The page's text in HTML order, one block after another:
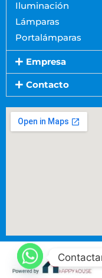
Iluminación
Lámparas
Portalámparas
Empresa
Contacto